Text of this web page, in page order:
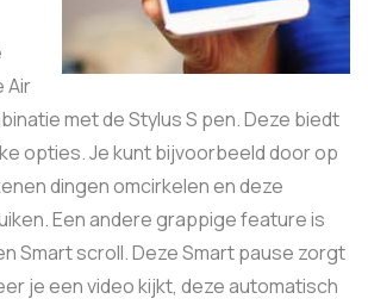
Air
met de Stylus S pen. Deze biedt
opties. Je kunt bijvoorbeeld door op
dingen omcirkelen en deze
Een andere grappige feature is
Smart scroll. Deze Smart pause zorgt
je een video kijkt, deze automatisch